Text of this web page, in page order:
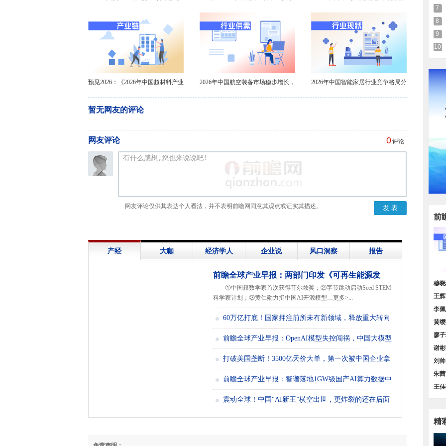
预见2026：《2026年中国超材料产业
2026年中国航空装备市场稳步增长，
2026年中国智能家居行业竞争格局分
暂无网友的评论
网友评论 0评论
网友评论仅供其表达个人看法，并不表明前瞻网同意其观点或证实其描述。
产经 大咖 经济学人 企业说 风口洞察 报告
前瞻全球产业早报：两部门印发《可再生能源发
展“十五五”规划》
①中国籍数学家首次获得菲尔兹奖；②字节跳动启动Seed STEM
科学家计划；③黄仁勋力挺中国AI开源模型…更多>...
60万亿打底！国家押注前所未有新领域，释放重大转向
信号
前瞻全球产业早报：OpenAI模型失控闯祸，中国大模型
救场
打破美国垄断！3500亿天价大单，第一次被中国企业拿
前瞻全球产业早报：智谱落地1GW级国产AI算力数据中
震动全球！中国“AI新王”横空出世，更炸裂的还在后面
7
8
9
10
前
价
穆
策
王
货
李
谱》
黄
料
廖
图】
谢
规
刘
方
朱
业
王
精